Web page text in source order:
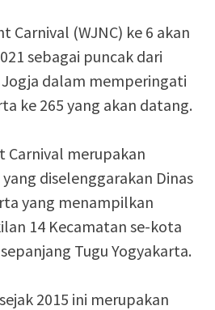
Carnival (WJNC) ke 6 akan
sebagai puncak dari
dalam memperingati
ke 265 yang akan datang.
Carnival merupakan
diselenggarakan Dinas
yang menampilkan
14 Kecamatan se-kota
Tugu Yogyakarta.
2015 ini merupakan